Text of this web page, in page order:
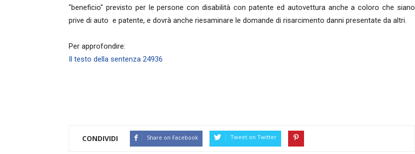
"beneficio" previsto per le persone con disabilità con patente ed autovettura anche a coloro che siano
prive di auto e patente, e dovrà anche riesaminare le domande di risarcimento danni presentate da altri.
Per approfondire:
Il testo della sentenza 24936
CONDIVIDI Share on Facebook Tweet on Twitter